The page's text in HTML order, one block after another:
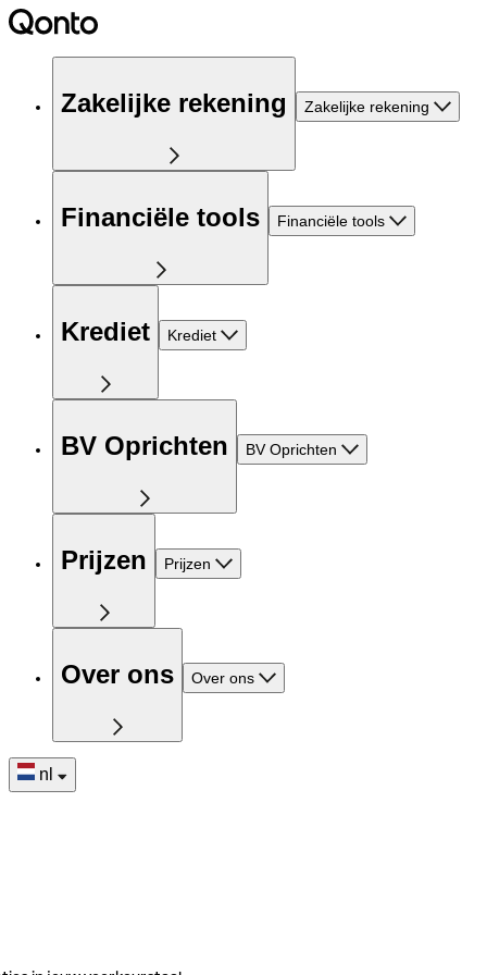
Zakelijke rekening Zakelijke rekening
Financiële tools Financiële tools
Krediet Krediet
BV Oprichten BV Oprichten
Prijzen Prijzen
Over ons Over ons
nl